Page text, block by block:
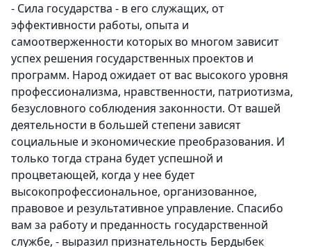
- Сила государства - в его служащих, от
эффективности работы, опыта и
самоотверженности которых во многом зависит
успех решения государственных проектов и
программ. Народ ожидает от вас высокого уровня
профессионализма, нравственности, патриотизма,
безусловного соблюдения законности. От вашей
деятельности в большей степени зависят
социальные и экономические преобразования. И
только тогда страна будет успешной и
процветающей, когда у нее будет
высокопрофессиональное, организованное,
правовое и результативное управление. Спасибо
вам за работу и преданность государственной
службе, - выразил признательность Бердыбек